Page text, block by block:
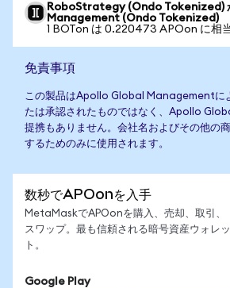
RoboStrategy (Ondo Tokenized)
Management (Ondo Tokenized)
1 BOTon は 0.220473 APOon に相
免責事項
この製品はApollo Global Managementに
たは承認されたものではなく、Apollo
提携もありません。会社名およびその他の
するためのみに使用されます。
数秒でAPOonを入手
MetaMaskでAPOonを購入、売却、取引、
スワップ。最も信頼される暗号資産ウォレッ
ト。
Google Play